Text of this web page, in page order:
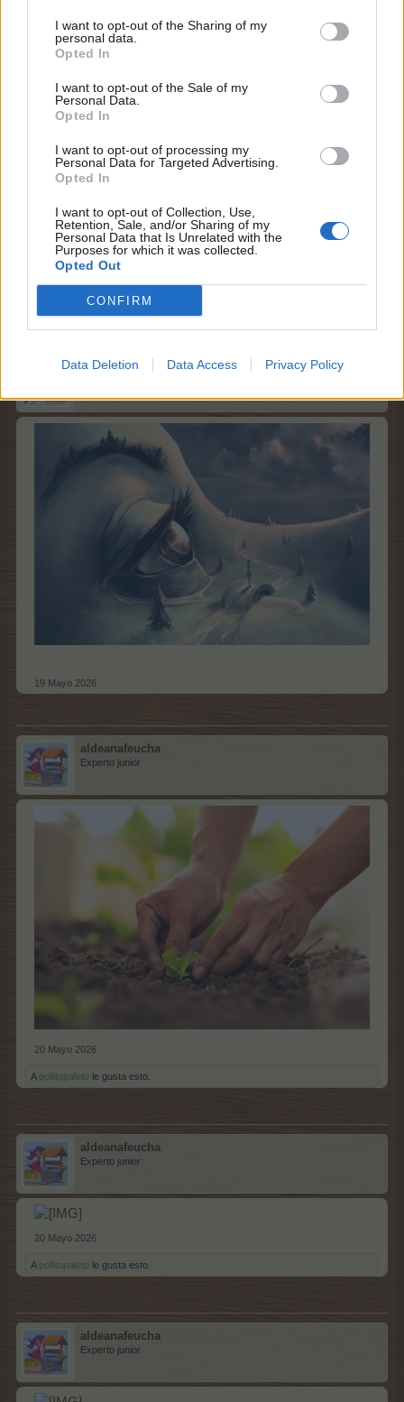
I want to opt-out of the Sharing of my
personal data.
Opted In
I want to opt-out of the Sale of my
Personal Data.
Opted In
I want to opt-out of processing my
Personal Data for Targeted Advertising.
Opted In
I want to opt-out of Collection, Use,
Retention, Sale, and/or Sharing of my
Personal Data that Is Unrelated with the
Purposes for which it was collected.
Opted Out
CONFIRM
Data Deletion Data Access Privacy Policy
19 Mayo 2026
Candy
19 Mayo 2026
aldeanafeucha
Experto junior
20 Mayo 2026
A pollitopaleto le gusta esto.
aldeanafeucha
Experto junior
20 Mayo 2026
A pollitopaleto le gusta esto.
aldeanafeucha
Experto junior